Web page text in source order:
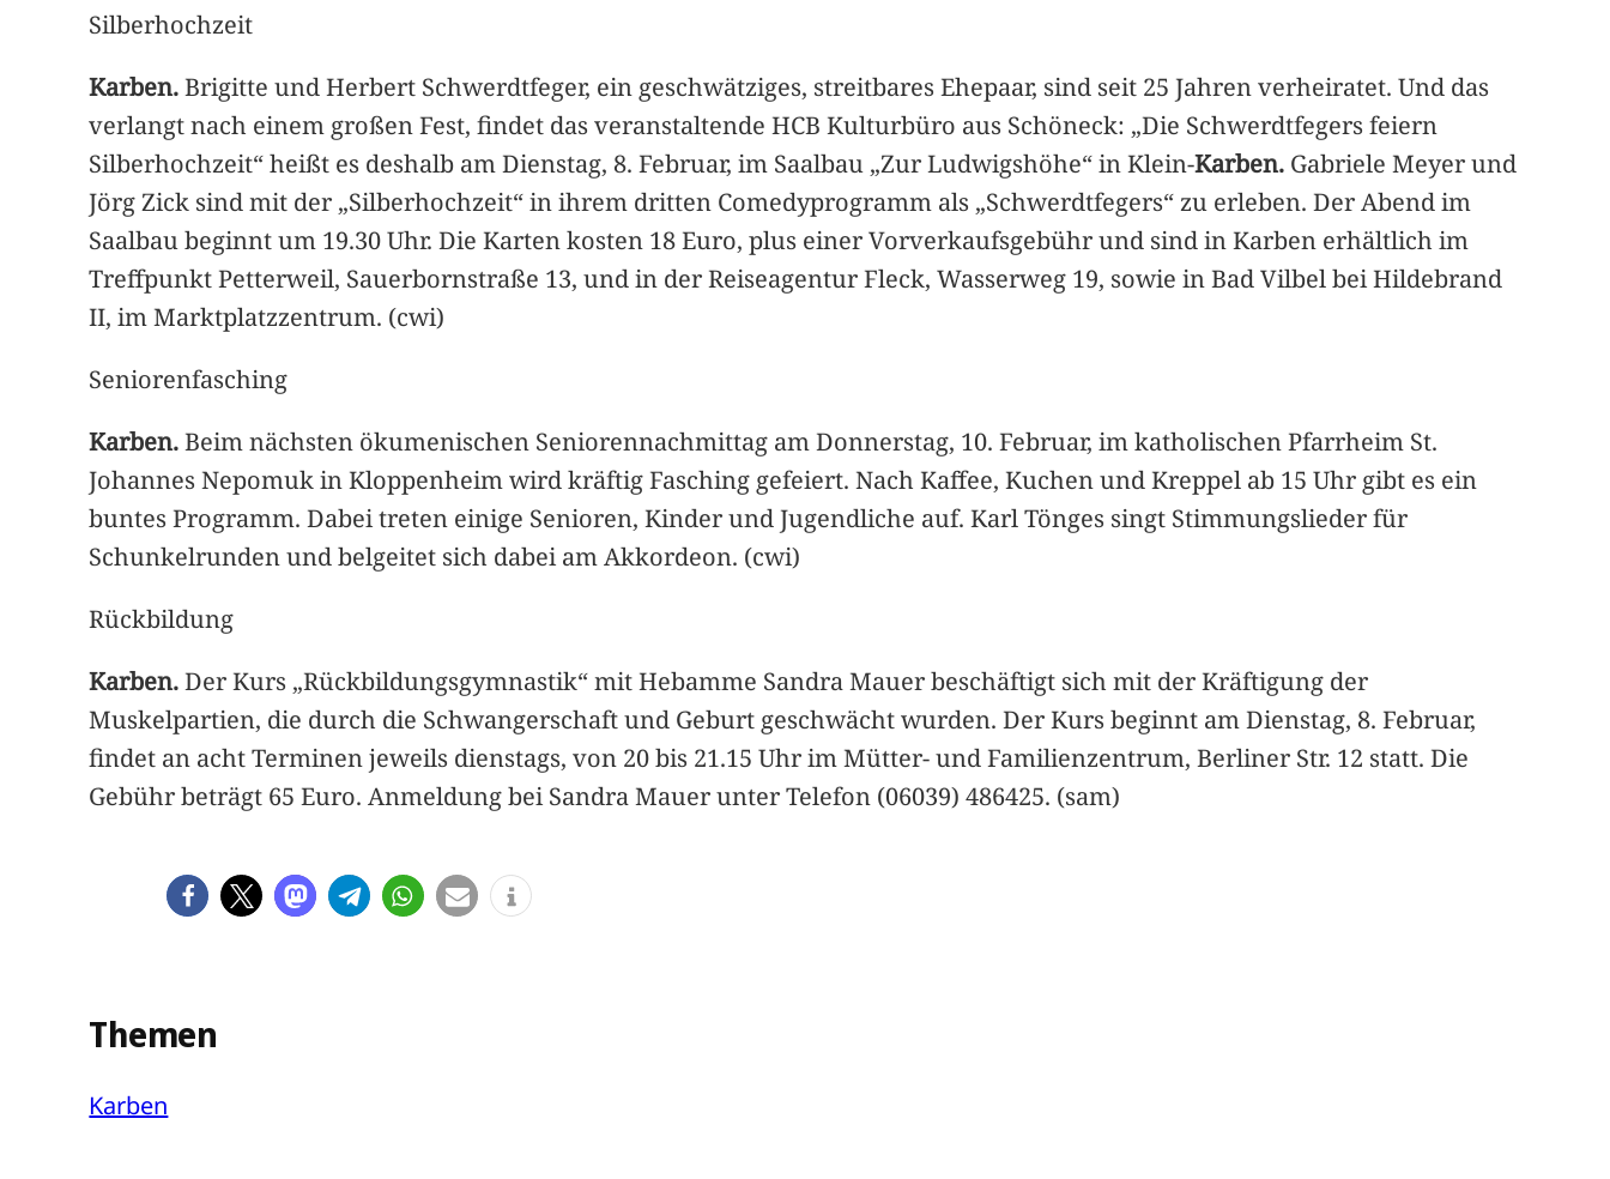
Silberhochzeit
Karben.Brigitte und Herbert Schwerdtfeger, ein geschwätziges, streitbares Ehepaar, sind seit 25 Jahren verheiratet. Und das
verlangt nach einem großen Fest, findet das veranstaltende HCB Kulturbüro aus Schöneck: „Die Schwerdtfegers feiern
Silberhochzeit“ heißt es deshalb am Dienstag, 8. Februar, im Saalbau „Zur Ludwigshöhe“ in Klein-Karben. Gabriele Meyer und
Jörg Zick sind mit der „Silberhochzeit“ in ihrem dritten Comedyprogramm als „Schwerdtfegers“ zu erleben. Der Abend im
Saalbau beginnt um 19.30 Uhr. Die Karten kosten 18 Euro, plus einer Vorverkaufsgebühr und sind in Karben erhältlich im
Treffpunkt Petterweil, Sauerbornstraße 13, und in der Reiseagentur Fleck, Wasserweg 19, sowie in Bad Vilbel bei Hildebrand
II, im Marktplatzzentrum. (cwi)
Seniorenfasching
Karben.Beim nächsten ökumenischen Seniorennachmittag am Donnerstag, 10. Februar, im katholischen Pfarrheim St.
Johannes Nepomuk in Kloppenheim wird kräftig Fasching gefeiert. Nach Kaffee, Kuchen und Kreppel ab 15 Uhr gibt es ein
buntes Programm. Dabei treten einige Senioren, Kinder und Jugendliche auf. Karl Tönges singt Stimmungslieder für
Schunkelrunden und belgeitet sich dabei am Akkordeon. (cwi)
Rückbildung
Karben.Der Kurs „Rückbildungsgymnastik“ mit Hebamme Sandra Mauer beschäftigt sich mit der Kräftigung der
Muskelpartien, die durch die Schwangerschaft und Geburt geschwächt wurden. Der Kurs beginnt am Dienstag, 8. Februar,
findet an acht Terminen jeweils dienstags, von 20 bis 21.15 Uhr im Mütter- und Familienzentrum, Berliner Str. 12 statt. Die
Gebühr beträgt 65 Euro. Anmeldung bei Sandra Mauer unter Telefon (06039) 486425. (sam)
Themen
Karben